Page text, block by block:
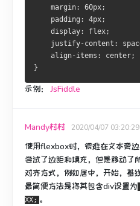
    margin: 60px;
    padding: 4px;
    display: flex;
justify-content:
    align-items: center;
}
示例： JsFiddle
Mandy村村 2020/04/07 03:20:29
使用flexbox时，很难在文本旁边
尝试了边距和填充，但是移动了
对齐方式，例如居中，开始，基
最简便方法是将其包含div设置为
XX; 。